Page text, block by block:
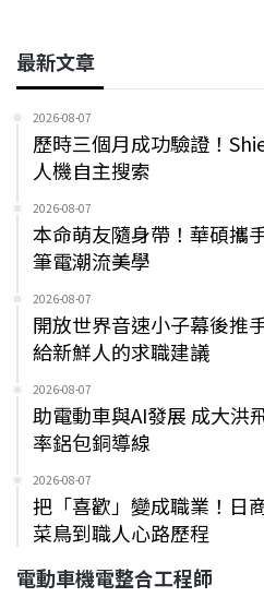
最新文章
2026-08-07
歷時三個月成功驗證！
人機自主搜索
2026-08-07
本命萌友隨身帶！華碩攜
筆電潮流美學
2026-08-07
開放世界音速小子幕後推
給新鮮人的求職建議
2026-08-07
助電動車與AI發展 成大洪
率鋁包銅導線
2026-08-07
把「喜歡」變成職業！日
菜鳥到職人心路歷程
電動車機電整合工程師